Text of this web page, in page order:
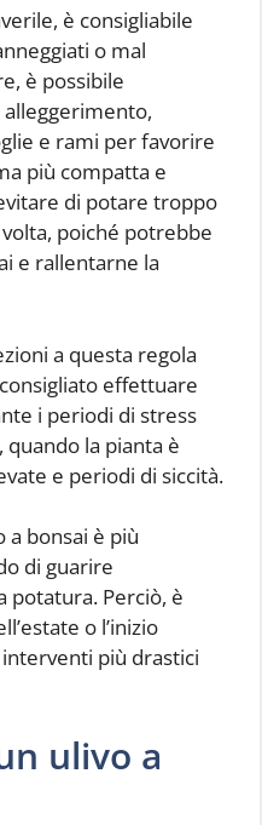
è consigliabile
o mal
è possibile
e rami per favorire
più compatta e
di potare troppo
poiché potrebbe
e rallentarne la
a questa regola
effettuare
i periodi di stress
quando la pianta è
e periodi di siccità.
a bonsai è più
di guarire
potatura. Perciò, è
o l’inizio
più drastici
ulivo a